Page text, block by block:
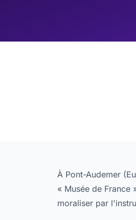
À Pont-Audemer
« Musée de France
moraliser par